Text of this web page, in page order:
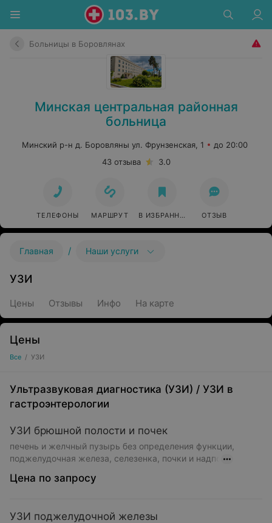
Больницы в Боровлянах
Минская центральная районная
больница
Минский р-н д. Боровляны ул. Фрунзенская, 1
до 20:00
43 отзыва
3.0
ТЕЛЕФОНЫ МАРШРУТ В ИЗБРАННОЕ ОТЗЫВ
Главная / Наши услуги
УЗИ
Цены Отзывы Инфо На карте
Цены
Все / УЗИ
Ультразвуковая диагностика (УЗИ) / УЗИ в
гастроэнтерологии
УЗИ брюшной полости и почек
печень и желчный пузырь без определения функции,
поджелудочная железа, селезенка, почки и надпо
Цена по запросу
УЗИ поджелудочной железы